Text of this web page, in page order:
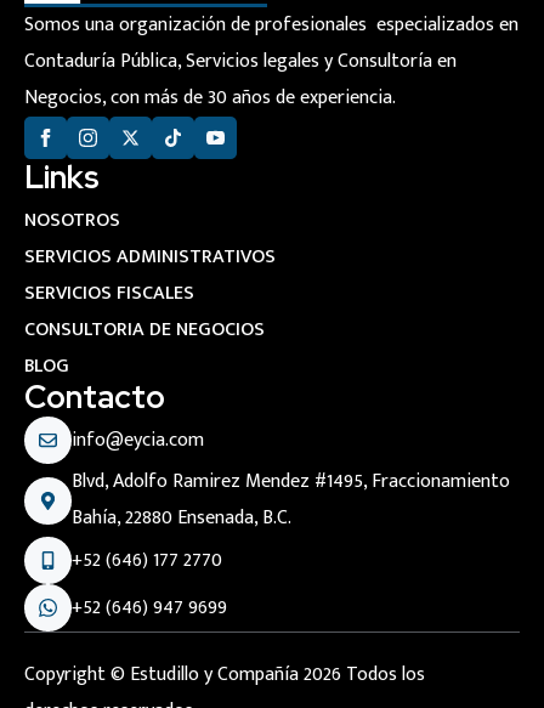
Somos una organización de profesionales especializados en
Contaduría Pública, Servicios legales y Consultoría en
Negocios, con más de 30 años de experiencia.
Links
NOSOTROS
SERVICIOS ADMINISTRATIVOS
SERVICIOS FISCALES
CONSULTORIA DE NEGOCIOS
BLOG
Contacto
info@eycia.com
Blvd, Adolfo Ramirez Mendez #1495, Fraccionamiento
Bahía, 22880 Ensenada, B.C.
+52 (646) 177 2770
+52 (646) 947 9699
Copyright © Estudillo y Compañía 2026 Todos los